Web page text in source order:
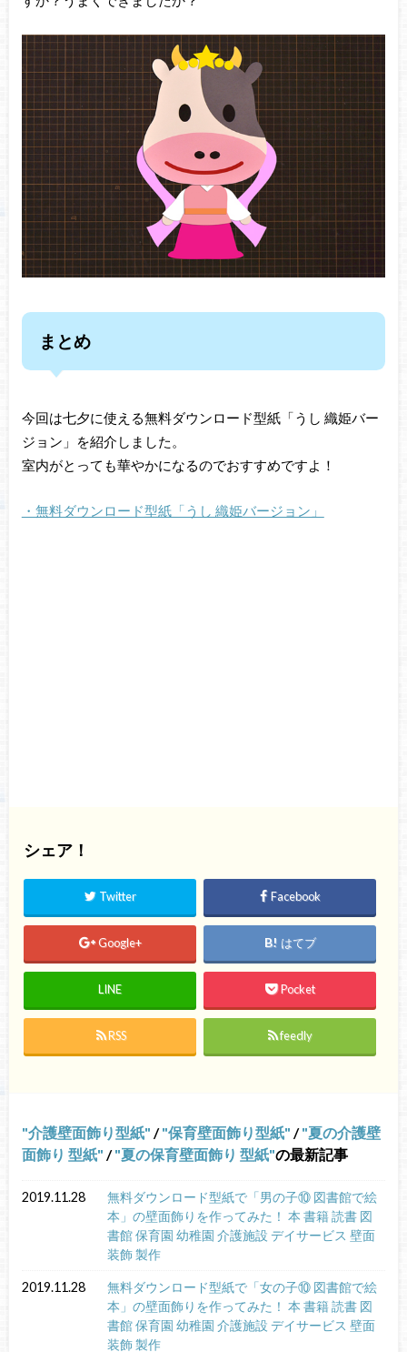
まとめ
今回は七夕に使える無料ダウンロード型紙「うし 織姫バー
ジョン」を紹介しました。
室内がとっても華やかになるのでおすすめですよ！
・無料ダウンロード型紙「うし 織姫バージョン」
シェア！
Twitter Facebook
Google+ はてブ
LINE Pocket
RSS feedly
介護壁面飾り型紙 / 保育壁面飾り型紙 / 夏の介護壁
面飾り 型紙 / 夏の保育壁面飾り 型紙 の最新記事
2019.11.28
無料ダウンロード型紙で「男の子⑩ 図書館で絵
本」の壁面飾りを作ってみた！ 本 書籍 読書 図
書館 保育園 幼稚園 介護施設 デイサービス 壁面
装飾 製作
2019.11.28
無料ダウンロード型紙で「女の子⑩ 図書館で絵
本」の壁面飾りを作ってみた！ 本 書籍 読書 図
書館 保育園 幼稚園 介護施設 デイサービス 壁面
装飾 製作